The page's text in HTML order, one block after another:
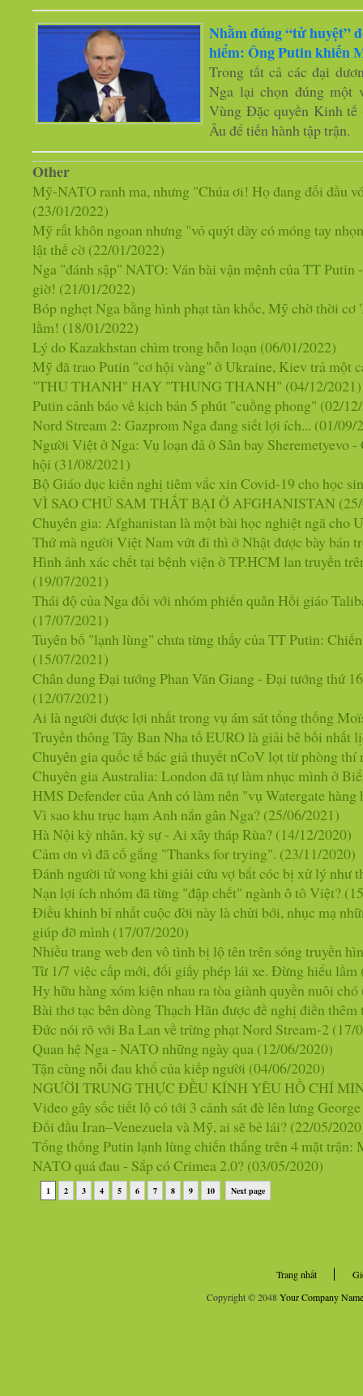
Nhằm đúng “tử huyệt”
hiểm: Ông Putin khiến
Trong tất cả các đại
Nga lại chọn đúng một
Vùng Đặc quyền Kinh tế
Âu để tiến hành tập trận.
Other
Mỹ-NATO ranh ma, nhưng "Chúa ơi! Họ đang đối đầu
(23/01/2022)
Mỹ rất khôn ngoan nhưng "vỏ quýt dày có móng tay
lật thế cờ (22/01/2022)
Nga "đánh sập" NATO: Ván bài vận mệnh của TT Putin
giờ! (21/01/2022)
Bóp nghẹt Nga bằng hình phạt tàn khốc, Mỹ chờ thời cơ
lầm! (18/01/2022)
Lý do Kazakhstan chìm trong hỗn loạn (06/01/2022)
Mỹ đã trao Putin "cơ hội vàng" ở Ukraine, Kiev trả một
"THU THANH" HAY "THUNG THANH" (04/12/2021)
Putin cảnh báo về kịch bản 5 phút "cuồng phong" (02/
Nord Stream 2: Gazprom Nga đang siết lợi ích... (01/09/
Người Việt ở Nga: Vụ loạn đả ở Sân bay Sheremetyevo
hội (31/08/2021)
Bộ Giáo dục kiến nghị tiêm vắc xin Covid-19 cho học
VÌ SAO CHÚ SAM THẤT BẠI Ở AFGHANISTAN
Chuyên gia: Afghanistan là một bài học nghiệt ngã cho
Thứ mà người Việt Nam vứt đi thì ở Nhật được bày bán
Hình ảnh xác chết tại bệnh viện ở TP.HCM lan truyền
(19/07/2021)
Thái độ của Nga đối với nhóm phiến quân Hồi giáo
(17/07/2021)
Tuyên bố "lạnh lùng" chưa từng thấy của TT Putin:
(15/07/2021)
Chân dung Đại tướng Phan Văn Giang - Đại tướng thứ
(12/07/2021)
Ai là người được lợi nhất trong vụ ám sát tổng thống
Truyền thông Tây Ban Nha tố EURO là giải bê bối nhất
Chuyên gia quốc tế bác giả thuyết nCoV lọt từ phòng
Chuyên gia Australia: London đã tự làm nhục mình ở
HMS Defender của Anh có làm nên "vụ Watergate
Vì sao khu trục hạm Anh nắn gân Nga? (25/06/2021)
Hà Nội kỳ nhân, kỳ sự - Ai xây tháp Rùa? (14/12/2020)
Cảm ơn vì đã cố gắng "Thanks for trying". (23/11/2020)
Đánh người tử vong khi giải cứu vợ bắt cóc bị xử lý như
Nạn lợi ích nhóm đã từng "đập chết" ngành ô tô Việt?
Điều khinh bỉ nhất cuộc đời này là chửi bới, nhục mạ
giúp đỡ mình (17/07/2020)
Nhiều trang web đen vô tình bị lộ tên trên sóng truyền
Từ 1/7 việc cấp mới, đổi giấy phép lái xe. Đừng hiểu lầm
Hy hữu hàng xóm kiện nhau ra tòa giành quyền nuôi chó
Bài thơ tạc bên dòng Thạch Hãn được đề nghị điền
Đức nói rõ với Ba Lan về trừng phạt Nord Stream-2 (17/
Quan hệ Nga - NATO những ngày qua (12/06/2020)
Tận cùng nỗi đau khổ của kiếp người (04/06/2020)
NGƯỜI TRUNG THỰC ĐỀU KÍNH YÊU HỒ CHÍ
Video gây sốc tiết lộ có tới 3 cảnh sát đè lên lưng
Đối đầu Iran–Venezuela và Mỹ, ai sẽ bẻ lái? (22/05/
Tổng thống Putin lạnh lùng chiến thắng trên 4 mặt trận:
NATO quá đau - Sắp có Crimea 2.0? (03/05/2020)
1 2 3 4 5 6 7 8 9 10 Next page
Trang nhất
Copyright © 2048Your Company Name